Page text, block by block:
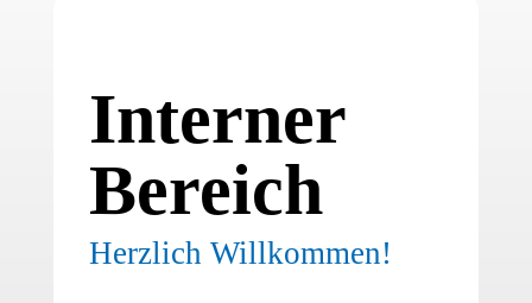
Interner
Bereich
Herzlich Willkommen!